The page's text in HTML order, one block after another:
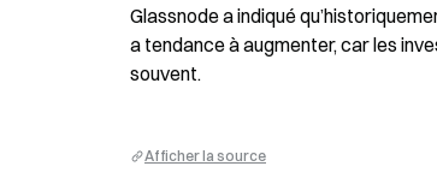
Glassnode a indiqué
a tendance à augmenter, car les
souvent.
Afficher la source